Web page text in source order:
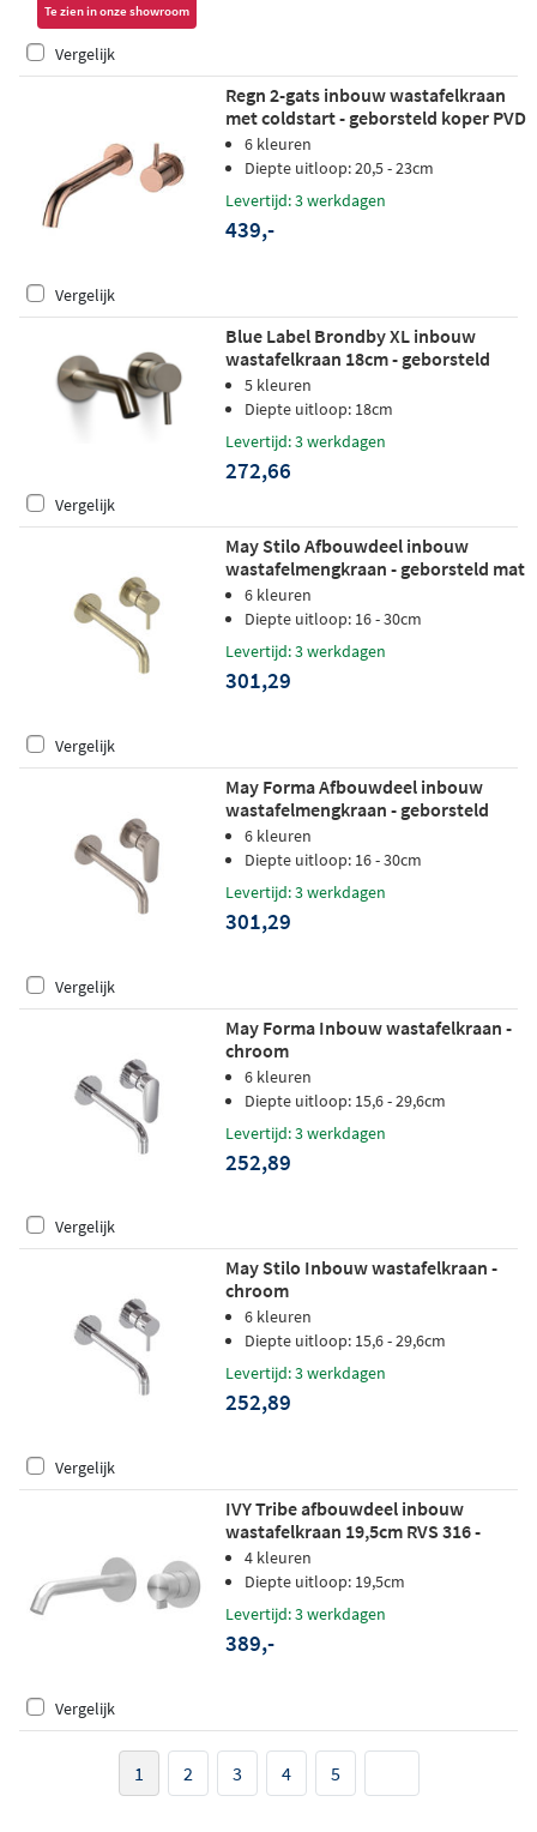
Te zien in onze showroom
Vergelijk
Regn 2-gats inbouw wastafelkraan
met coldstart - geborsteld koper PVD
6 kleuren
Diepte uitloop: 20,5 - 23cm
Levertijd: 3 werkdagen
439,-
Vergelijk
Blue Label Brondby XL inbouw
wastafelkraan 18cm - geborsteld
nikkel PVD
5 kleuren
Diepte uitloop: 18cm
Levertijd: 3 werkdagen
272,66
Vergelijk
May Stilo Afbouwdeel inbouw
wastafelmengkraan - geborsteld mat
goud PVD
6 kleuren
Diepte uitloop: 16 - 30cm
Levertijd: 3 werkdagen
301,29
Vergelijk
May Forma Afbouwdeel inbouw
wastafelmengkraan - geborsteld
nickel PVD
6 kleuren
Diepte uitloop: 16 - 30cm
Levertijd: 3 werkdagen
301,29
Vergelijk
May Forma Inbouw wastafelkraan -
chroom
6 kleuren
Diepte uitloop: 15,6 - 29,6cm
Levertijd: 3 werkdagen
252,89
Vergelijk
May Stilo Inbouw wastafelkraan -
chroom
6 kleuren
Diepte uitloop: 15,6 - 29,6cm
Levertijd: 3 werkdagen
252,89
Vergelijk
IVY Tribe afbouwdeel inbouw
wastafelkraan 19,5cm RVS 316 -
geborsteld RVS
4 kleuren
Diepte uitloop: 19,5cm
Levertijd: 3 werkdagen
389,-
Vergelijk
1 2 3 4 5